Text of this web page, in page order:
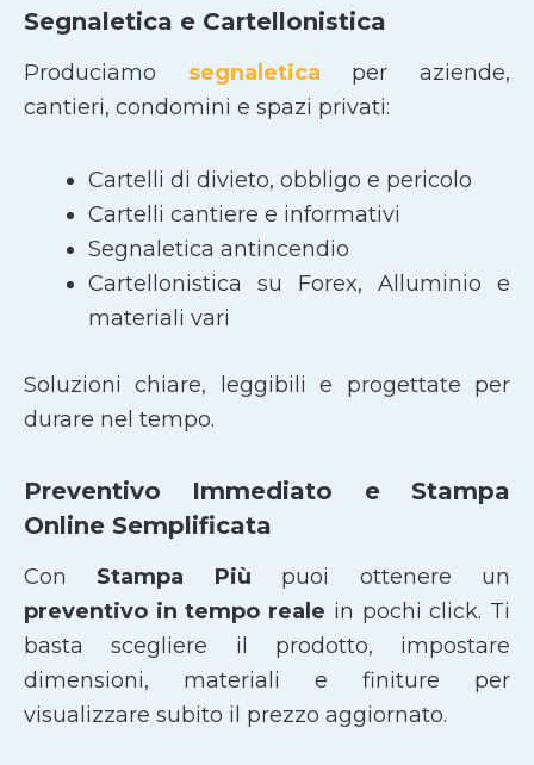
Segnaletica e Cartellonistica
Produciamo segnaletica per aziende,
cantieri, condomini e spazi privati:
Cartelli di divieto, obbligo e pericolo
Cartelli cantiere e informativi
Segnaletica antincendio
Cartellonistica su Forex, Alluminio e
materiali vari
Soluzioni chiare, leggibili e progettate per
durare nel tempo.
Preventivo Immediato e Stampa
Online Semplificata
Con Stampa Più puoi ottenere un
preventivo in tempo reale in pochi click. Ti
basta scegliere il prodotto, impostare
dimensioni, materiali e finiture per
visualizzare subito il prezzo aggiornato.